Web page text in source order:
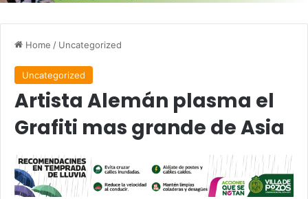
Home / Uncategorized
Uncategorized
Artista Alemán plasma el
Grafiti mas grande de Asia